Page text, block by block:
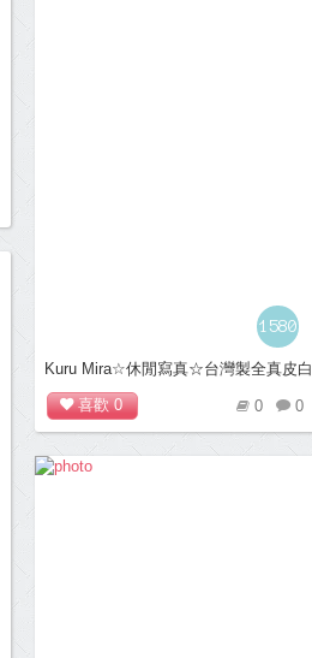
1580
Kuru Mira☆休閒寫真☆台灣製全真皮白
底樂福休閒鞋＊桃
喜歡0 0
0